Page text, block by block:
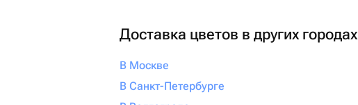
Доставка цветов в других городах
В Москве
В Санкт-Петербурге